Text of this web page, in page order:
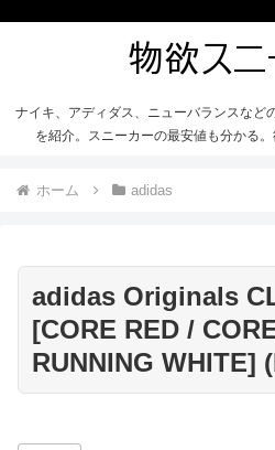
ナイキ、アディダス、ニューバランスなど
を紹介。スニーカーの最安値も分かる
ホーム adidas
adidas Originals
[CORE RED /
RUNNING WHITE]